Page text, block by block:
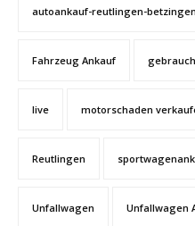
autoankauf-reutlingen-betzingen
Fahrzeug Ankauf
live motorschaden
Reutlingen
Unfallwagen Unfallwagen